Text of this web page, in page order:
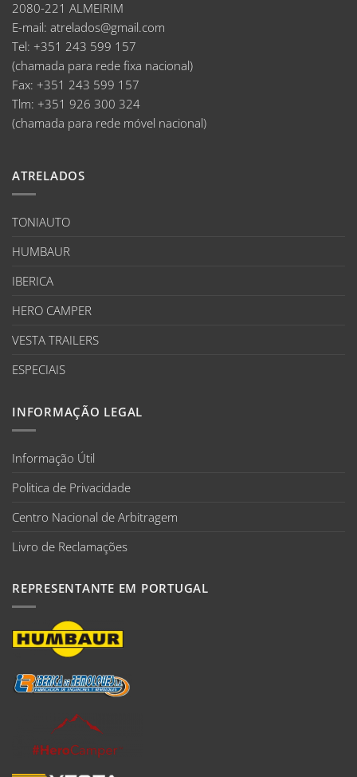
2080-221 ALMEIRIM
E-mail: atrelados@gmail.com
Tel: +351 243 599 157
(chamada para rede fixa nacional)
Fax: +351 243 599 157
Tlm: +351 926 300 324
(chamada para rede móvel nacional)
ATRELADOS
TONIAUTO
HUMBAUR
IBERICA
HERO CAMPER
VESTA TRAILERS
ESPECIAIS
INFORMAÇÃO LEGAL
Informação Útil
Politica de Privacidade
Centro Nacional de Arbitragem
Livro de Reclamações
REPRESENTANTE EM PORTUGAL